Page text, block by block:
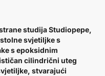
studija Studiopepe,
svjetiljke s
s epoksidnim
cilindrični uteg
stvarajući